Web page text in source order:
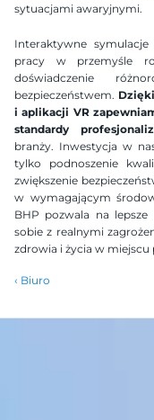
sytuacjami awaryjnymi.
Interaktywne
pracy w przemyśle
doświadczenie
bezpieczeństwem.
i aplikacji VR
standardy
branży. Inwestycja w
tylko podnoszenie
zwiększenie
w wymagającym
BHP pozwala na
sobie z realnymi
zdrowia i życia w miejscu
‹ Biuro